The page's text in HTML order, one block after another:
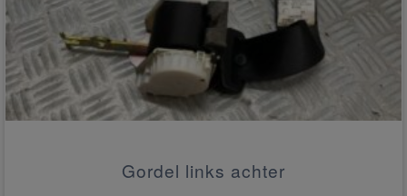
Gordel links achter